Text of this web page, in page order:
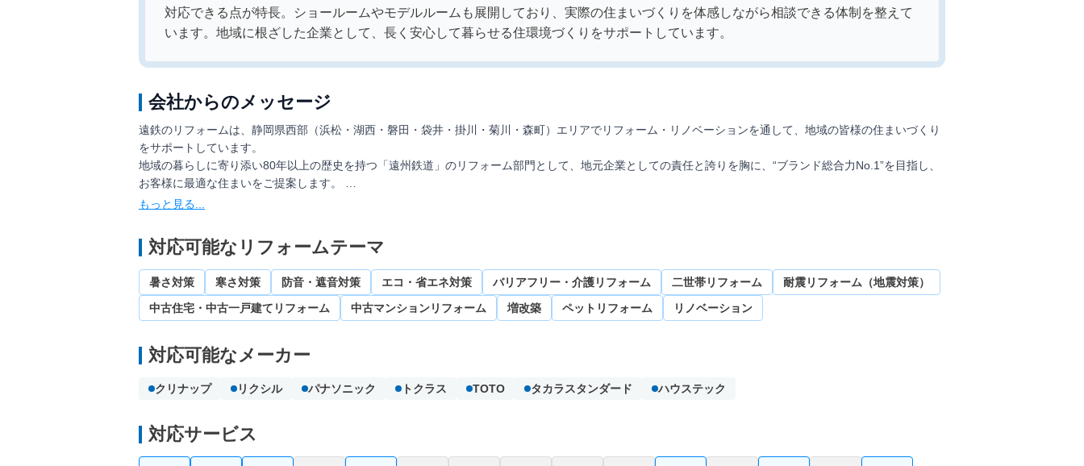
対応できる点が特長。ショールームやモデルルームも展開しており、実際の住まいづくりを体感しながら相談できる体制を整えて
います。地域に根ざした企業として、長く安心して暮らせる住環境づくりをサポートしています。
会社からのメッセージ
遠鉄のリフォームは、静岡県西部（浜松・湖西・磐田・袋井・掛川・菊川・森町）エリアでリフォーム・リノベーションを通して、地域の皆様の住まいづくり
をサポートしています。
地域の暮らしに寄り添い80年以上の歴史を持つ「遠州鉄道」のリフォーム部門として、地元企業としての責任と誇りを胸に、“ブランド総合力No.1”を目指し、
お客様に最適な住まいをご提案します。
遠鉄のリフォームは、外壁塗装や水まわりのリフォームはもちろん、増改築、全面リノベーション、古い住宅の再生まで幅広く対応が可能です。さらに遠鉄グ
い住まい選び」をサポートいたします。
体験館やモデル邸では、設備や素材を「見て」「触れて」「体感」でき、完成イメージを具体化できます。思い入れのある部分を大切に残しながら再生するデ
ザイン提案や、断熱・耐震性能を高めるリノベーションなど、専門性の高い相談にも丁寧に対応します。
工事後のアフターサポートも万全で、工事履歴は「住まいのカルテ」として保管。定期点検やメンテナンスなど、将来にわたり安心できる体制を整えていま
す。住まいの“かかりつけ医”として、24時間365日受付で暮らしを見守ります。
静岡県西部地域で、リフォーム・リノベーションをご検討の方は、ぜひ「遠鉄のリフォーム」にご相談ください。
対応可能なリフォームテーマ
暑さ対策 寒さ対策 防音・遮音対策 エコ・省エネ対策 バリアフリー・介護リフォーム 二世帯リフォーム
耐震リフォーム（地震対策）
中古住宅・中古一戸建てリフォーム
中古マンションリフォーム 増改築 ペットリフォーム リノベーション
対応可能なメーカー
クリナップ リクシル パナソニック トクラス TOTO タカラスタンダード ハウステック
対応サービス